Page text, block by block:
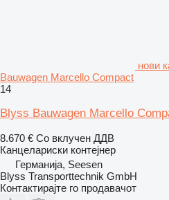
нови
Bauwagen Marcello Compact
14
Blyss Bauwagen Marcello
8.670 € Со вклучен ДДВ
Канцелариски контејнер
Германија, Seesen
Blyss Transporttechnik GmbH
Контактирајте го продавачот